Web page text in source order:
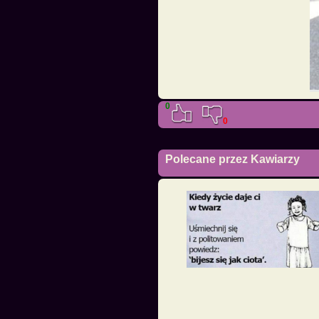
0
0
Polecane przez Kawiarzy